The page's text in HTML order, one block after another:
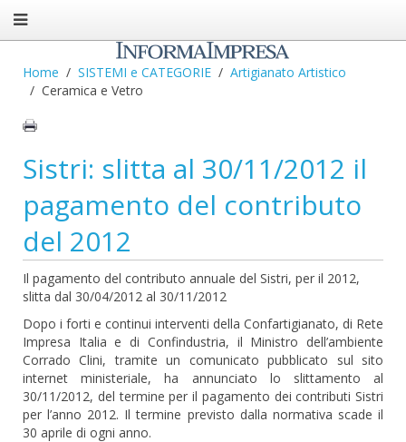
Home SISTEMI e CATEGORIE
Artigianato Artistico
Ceramica e Vetro
Sistri: slitta al 30/11/2012 il
pagamento del contributo
del 2012
Il pagamento del contributo annuale del Sistri, per il 2012,
slitta dal 30/04/2012 al 30/11/2012
Dopo i forti e continui interventi della Confartigianato, di Rete
Impresa Italia e di Confindustria, il Ministro dell’ambiente
Corrado Clini, tramite un comunicato pubblicato sul sito
internet ministeriale, ha annunciato lo slittamento al
30/11/2012, del termine per il pagamento dei contributi Sistri
per l’anno 2012. Il termine previsto dalla normativa scade il
30 aprile di ogni anno.